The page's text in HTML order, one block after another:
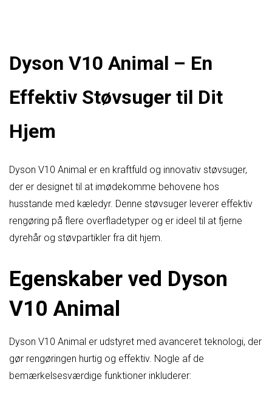
Dyson V10 Animal – En
Effektiv Støvsuger til Dit
Hjem
Dyson V10 Animal er en kraftfuld og innovativ støvsuger,
der er designet til at imødekomme behovene hos
husstande med kæledyr. Denne støvsuger leverer effektiv
rengøring på flere overfladetyper og er ideel til at fjerne
dyrehår og støvpartikler fra dit hjem.
Egenskaber ved Dyson
V10 Animal
Dyson V10 Animal er udstyret med avanceret teknologi, der
gør rengøringen hurtig og effektiv. Nogle af de
bemærkelsesværdige funktioner inkluderer: